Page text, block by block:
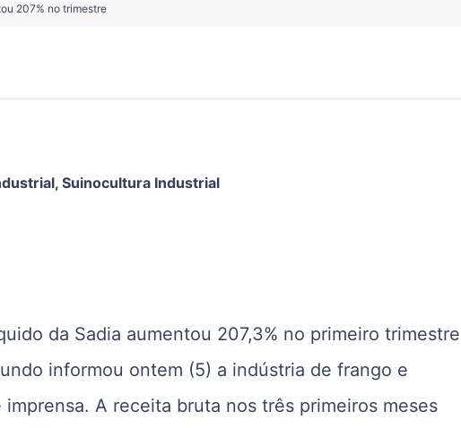
207% no trimestre
, Suinocultura Industrial
da Sadia aumentou 207,3% no primeiro trimestre
informou ontem (5) a indústria de frango e
A receita bruta nos três primeiros meses